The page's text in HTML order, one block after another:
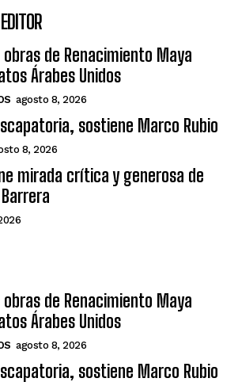
de Renacimiento Maya
Árabes Unidos
agosto 8, 2026
sostiene Marco Rubio
8, 2026
mirada crítica y generosa de
de Renacimiento Maya
Árabes Unidos
agosto 8, 2026
sostiene Marco Rubio